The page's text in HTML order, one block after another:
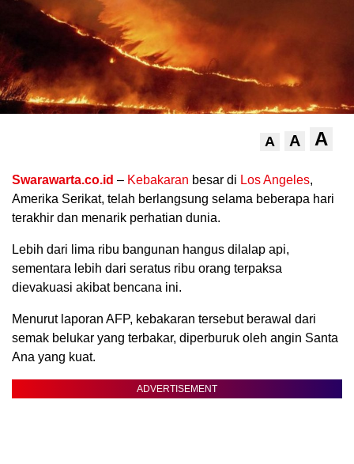
A A A
Swarawarta.co.id – Kebakaran besar di Los Angeles,
Amerika Serikat, telah berlangsung selama beberapa hari
terakhir dan menarik perhatian dunia.
Lebih dari lima ribu bangunan hangus dilalap api,
sementara lebih dari seratus ribu orang terpaksa
dievakuasi akibat bencana ini.
Menurut laporan AFP, kebakaran tersebut berawal dari
semak belukar yang terbakar, diperburuk oleh angin Santa
Ana yang kuat.
ADVERTISEMENT
.